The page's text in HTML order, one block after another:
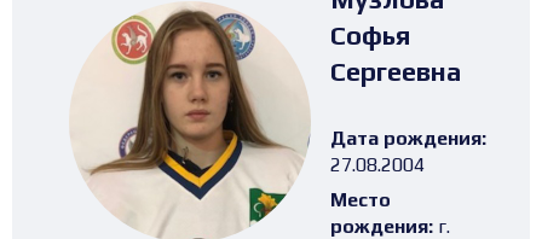
Софья
Сергеевна
Дата рождения:
27.08.2004
Место
рождения: г.